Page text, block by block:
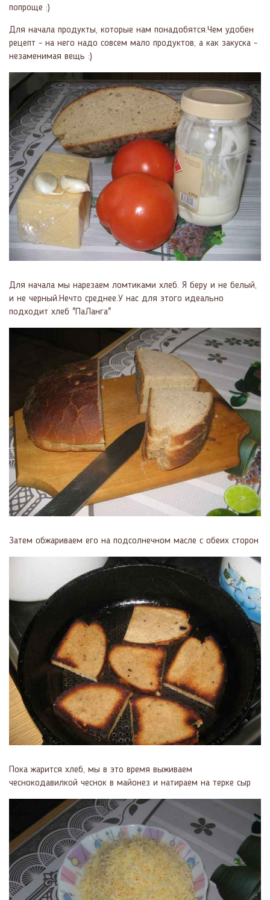
попроще :)
Для начала продукты, которые нам понадобятся.Чем удобен
рецепт - на него надо совсем мало продуктов, а как закуска -
незаменимая вещь :)
Для начала мы нарезаем ломтиками хлеб. Я беру и не белый,
и не черный.Нечто среднее.У нас для этого идеально
подходит хлеб "ПаЛанга"
Затем обжариваем его на подсолнечном масле с обеих сторон
Пока жарится хлеб, мы в это время выживаем
чеснокодавилкой чеснок в майонез и натираем на терке сыр